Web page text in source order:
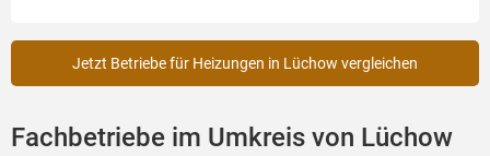
Jetzt Betriebe für Heizungen in Lüchow vergleichen
Fachbetriebe im Umkreis von Lüchow